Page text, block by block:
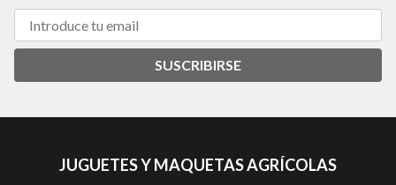
SUSCRIBIRSE
JUGUETES Y MAQUETAS AGRÍCOLAS